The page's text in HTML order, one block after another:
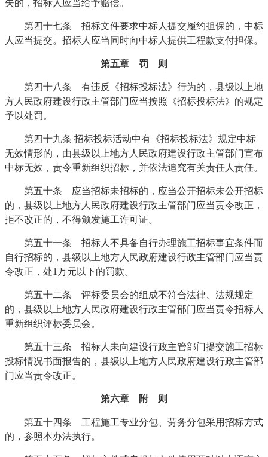
失的，招标人应当给予赔偿。
第四十七条 招标文件要求中标人提交履约担保的，中标
人应当提交。招标人应当同时向中标人提供工程款支付担保。
第五章 罚 则
第四十八条 有违反《招标投标法》行为的，县级以上地
方人民政府建设行政主管部门应当按照《招标投标法》的规定
予以处罚。
第四十九条 招标投标活动中有《招标投标法》规定中标
无效情形的，由县级以上地方人民政府建设行政主管部门宣布
中标无效，责令重新组织招标，并依法追究有关责任人责任。
第五十条 应当招标未招标的，应当公开招标未公开招标
的，县级以上地方人民政府建设行政主管部门应当责令改正，
拒不改正的，不得颁发施工许可证。
第五十一条 招标人不具备自行办理施工招标事宜条件而
自行招标的，县级以上地方人民政府建设行政主管部门应当责
令改正，处1万元以下的罚款。
第五十二条 评标委员会的组成不符合法律、法规规定
的，县级以上地方人民政府建设行政主管部门应当责令招标人
重新组织评标委员会。
第五十三条 招标人未向建设行政主管部门提交施工招标
投标情况书面报告的，县级以上地方人民政府建设行政主管部
门应当责令改正。
第六章 附 则
第五十四条 工程施工专业分包、劳务分包采用招标方式
的，参照本办法执行。